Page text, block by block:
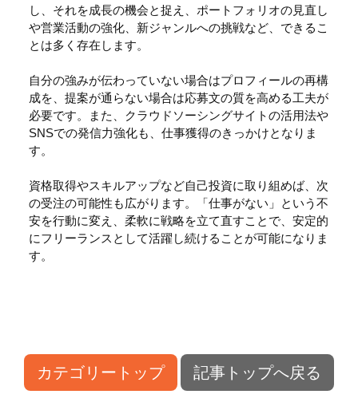
し、それを成長の機会と捉え、ポートフォリオの見直し
や営業活動の強化、新ジャンルへの挑戦など、できるこ
とは多く存在します。
自分の強みが伝わっていない場合はプロフィールの再構
成を、提案が通らない場合は応募文の質を高める工夫が
必要です。また、クラウドソーシングサイトの活用法や
SNSでの発信力強化も、仕事獲得のきっかけとなりま
す。
資格取得やスキルアップなど自己投資に取り組めば、次
の受注の可能性も広がります。「仕事がない」という不
安を行動に変え、柔軟に戦略を立て直すことで、安定的
にフリーランスとして活躍し続けることが可能になりま
す。
カテゴリートップ 記事トップへ戻る